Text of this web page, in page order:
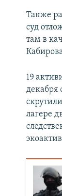
Также
суд
там в
19
декабря
лагере